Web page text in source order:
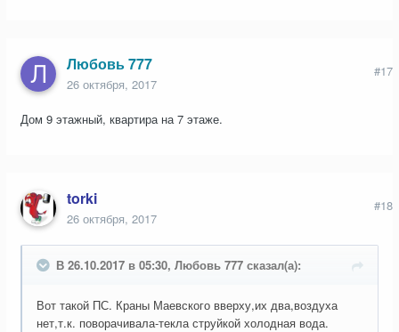
Любовь 777
26 октября, 2017
#17
Дом 9 этажный, квартира на 7 этаже.
torki
26 октября, 2017
#18
В 26.10.2017 в 05:30, Любовь 777 сказал(а):
Вот такой ПС. Краны Маевского вверху,их два,воздуха
нет,т.к. поворачивала-текла струйкой холодная вода.